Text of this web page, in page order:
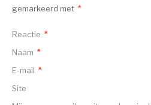
gemarkeerd met *
Reactie *
Naam *
E-mail *
Site